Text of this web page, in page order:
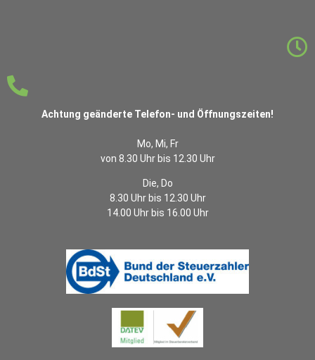
Achtung geänderte Telefon- und Öffnungszeiten!
Mo, Mi, Fr
von 8.30 Uhr bis 12.30 Uhr
Die, Do
8.30 Uhr bis 12.30 Uhr
14.00 Uhr bis 16.00 Uhr